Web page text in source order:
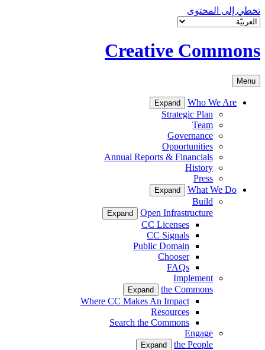
تخطي إلى المحتوى
Creative Commons
Menu
Who We Are
Expand
Strategic Plan
Team
Governance
Opportunities
Annual Reports & Financials
History
Press
What We Do
Expand
Build
Open Infrastructure
Expand
CC Licenses
CC Signals
Public Domain
Chooser
FAQs
Implement
the Commons
Expand
Where CC Makes An Impact
Resources
Search the Commons
Engage
the People
Expand